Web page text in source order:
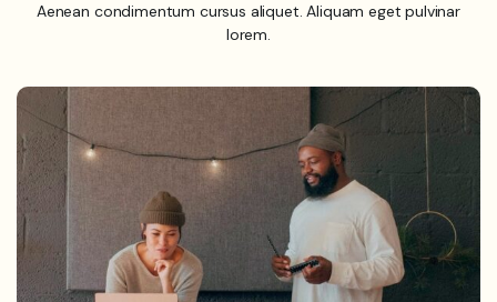
Aenean condimentum cursus aliquet. Aliquam eget pulvinar
lorem.